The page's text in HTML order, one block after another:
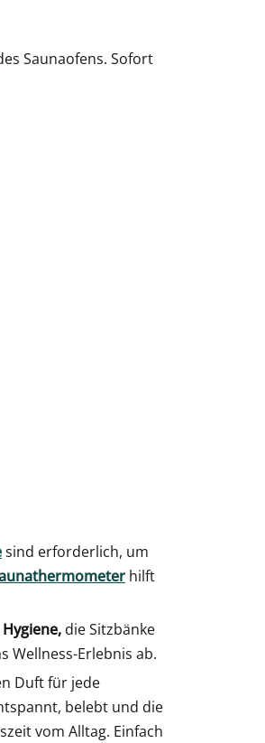
Saunaofens. Sofort
sind erforderlich, um
hilft
Hygiene, die Sitzbänke
Wellness-Erlebnis ab.
Duft für jede
belebt und die
vom Alltag. Einfach